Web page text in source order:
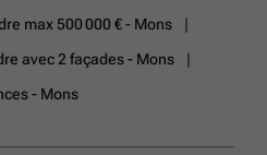
max 500 000 € - Mons
avec 2 façades - Mons
- Mons